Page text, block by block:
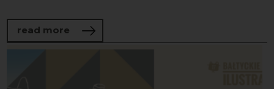
read more about STRENGTHENS CULTURE,